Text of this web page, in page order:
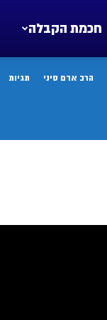
חכמת הקבלה
הרב אדם סיני תגיות